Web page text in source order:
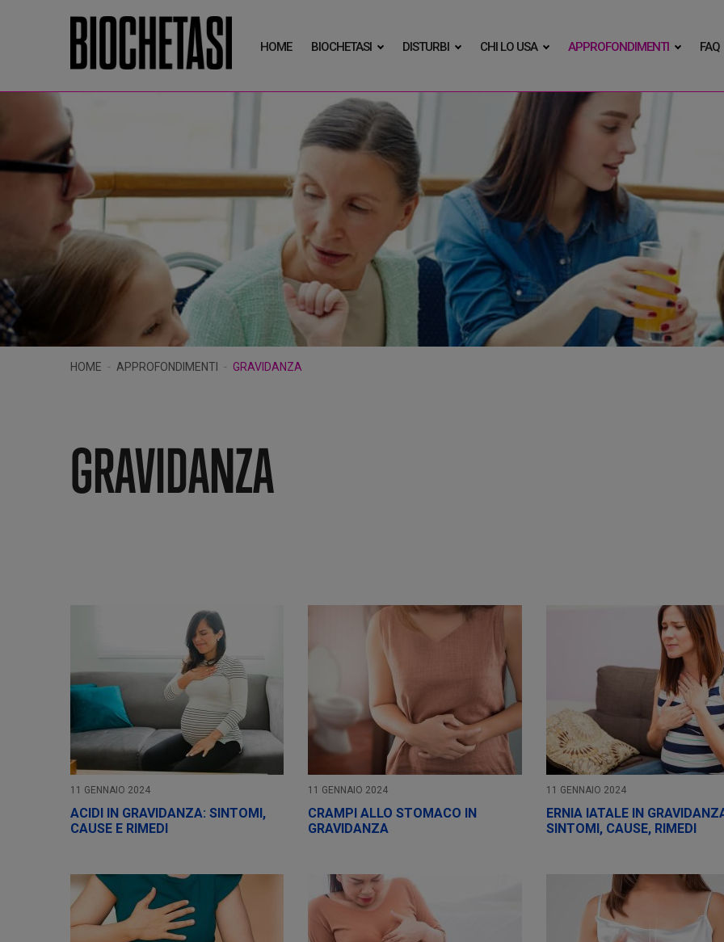
HOME BIOCHETASI DISTURBI CHI LO USA APPROFONDIMENTI FAQ
HOME APPROFONDIMENTI GRAVIDANZA
GRAVIDANZA
11 GENNAIO 2024
ACIDI IN GRAVIDANZA: SINTOMI,
CAUSE E RIMEDI
11 GENNAIO 2024
CRAMPI ALLO STOMACO IN
GRAVIDANZA
11 GENNAIO 2024
ERNIA IATALE IN
SINTOMI, CAUSE, RIMEDI